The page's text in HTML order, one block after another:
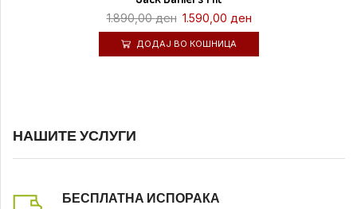
1.890,00ден 1.590,00 ден
ДОДАЈ ВО КОШНИЦА
НАШИТЕ УСЛУГИ
БЕСПЛАТНА ИСПОРАКА